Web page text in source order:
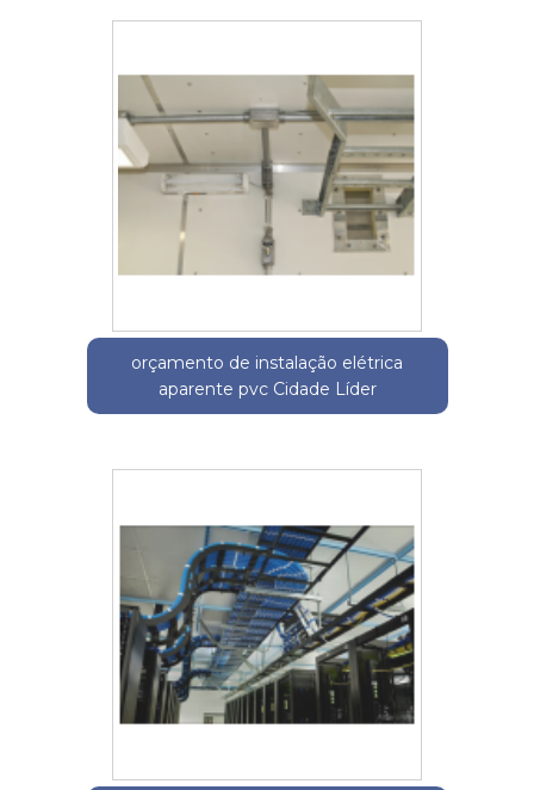
orçamento de instalação elétrica
aparente pvc Cidade Líder